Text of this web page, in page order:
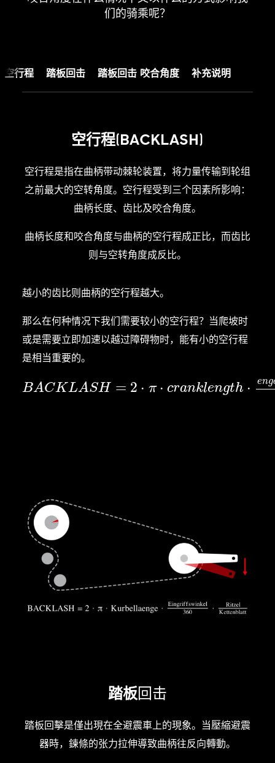
们的骑乘呢？
空行程 踏板回击 踏板回击 咬合角度 补充说明
空行程(BACKLASH)
空行程是指在曲柄带动棘轮装置，将力量传输到轮组
之前最大的空转角度。空行程受到三个因素所影响：
曲柄长度、齿比及咬合角度。
曲柄长度和咬合角度与曲柄的空行程成正比，而齿比
则与空转角度成反比。
越小的齿比则曲柄的空行程越大。
那么在何种情况下我们需要较小的空行程？当爬坡时
或是需要立即加速以越过障碍物时，能有小的空行程
是相当重要的。
BACKLASH = 2 ⋅ π ⋅ cranklength ⋅ eng
BACKLASH=2⋅π⋅ cra nkl en gth⋅engagemen t an
踏板回击
踏板回擊是僅出現在全避震車上的現象。当壓縮避震
器時，鍊條的张力拉伸導致曲柄往反向轉動。